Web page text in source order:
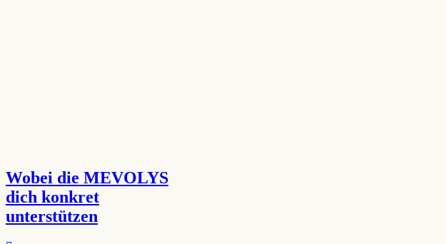
Wobei die MEVOLYS
dich konkret
unterstützen